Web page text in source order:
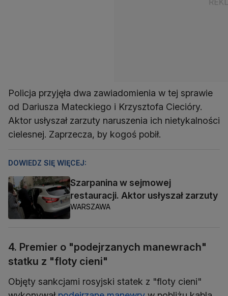
Policja przyjęła dwa zawiadomienia w tej sprawie
od Dariusza Mateckiego i Krzysztofa Ciecióry.
Aktor usłyszał zarzuty naruszenia ich nietykalności
cielesnej. Zaprzecza, by kogoś pobił.
DOWIEDZ SIĘ WIĘCEJ:
Szarpanina w sejmowej
restauracji. Aktor usłyszał zarzuty
WARSZAWA
4. Premier o "podejrzanych manewrach"
statku z "floty cieni"
Objęty sankcjami rosyjski statek z "floty cieni"